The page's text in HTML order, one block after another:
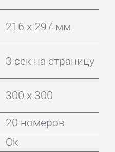
216 x 297 мм
3 сек на страницу
300 x 300
20 номеров
Ok